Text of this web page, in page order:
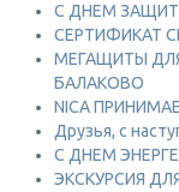
С ДНЕМ
СЕРТИФИКАТ
МЕГАЩИТЫ
БАЛАКОВО
NICA
Друзья, с
С ДНЕМ
ЭКСКУРСИЯ